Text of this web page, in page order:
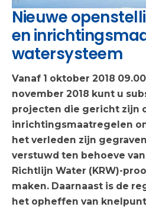
Nieuwe
en
watersysteem
Vanaf 1 oktober 2018
november 2018 kunt u
projecten die gericht zijn
inrichtingsmaatregelen
het verleden zijn
verstuwd ten behoeve
Richtlijn Water (KRW)-
maken. Daarnaast is de
het opheffen van